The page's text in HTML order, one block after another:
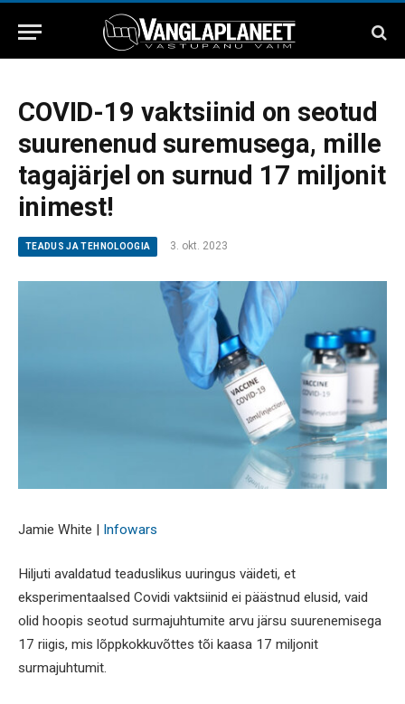
COVID-19 vaktsiinid on seotud
suurenenud suremusega, mille
tagajärjel on surnud 17 miljonit
inimest!
TEADUS JA TEHNOLOOGIA 3. okt. 2023
Jamie White | Infowars
Hiljuti avaldatud teaduslikus uuringus väideti, et
eksperimentaalsed Covidi vaktsiinid ei päästnud elusid, vaid
olid hoopis seotud surmajuhtumite arvu järsu suurenemisega
17 riigis, mis lõppkokkuvõttes tõi kaasa 17 miljonit
surmajuhtumit.